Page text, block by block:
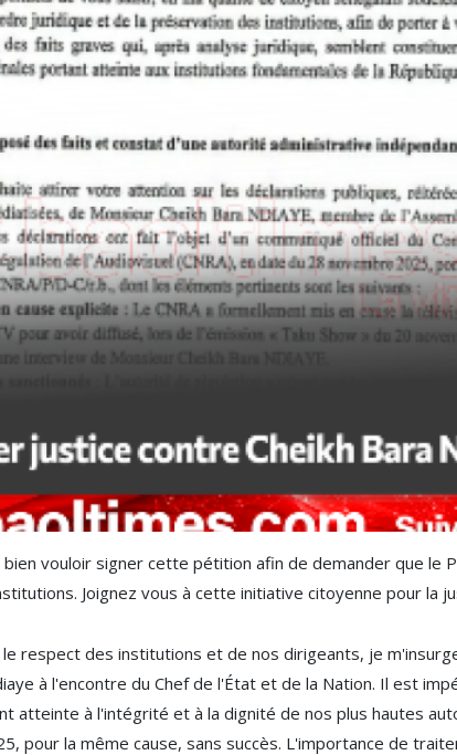
vouloir signer cette pétition afin de demander que le
Joignez vous à cette initiative citoyenne pour la
respect des institutions et de nos dirigeants, je
à l'encontre du Chef de l'État et de la Nation. Il est
atteinte à l'intégrité et à la dignité de nos plus hautes
pour la même cause, sans succès. L'importance de